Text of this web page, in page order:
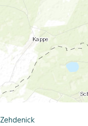
Zehdenick